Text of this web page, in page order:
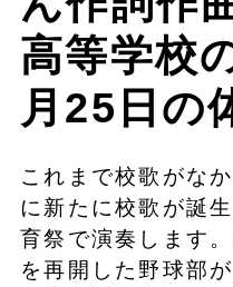
高等学校
月25日の
これまで校歌がな
に新たに校歌が誕
育祭で演奏します
を再開した野球部